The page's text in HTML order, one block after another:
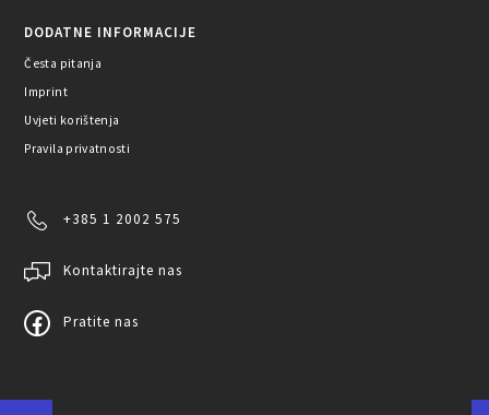
DODATNE INFORMACIJE
Česta pitanja
Imprint
Uvjeti korištenja
Pravila privatnosti
+385 1 2002 575
Kontaktirajte nas
Pratite nas